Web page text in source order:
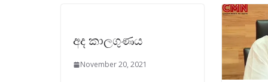
අද කාලගුණය
November 20, 2021